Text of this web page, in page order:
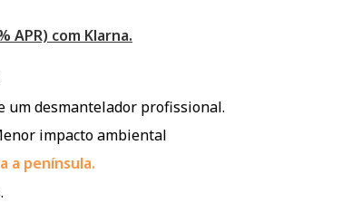
APR) com Klarna.
um desmantelador profissional.
impacto ambiental
a península.